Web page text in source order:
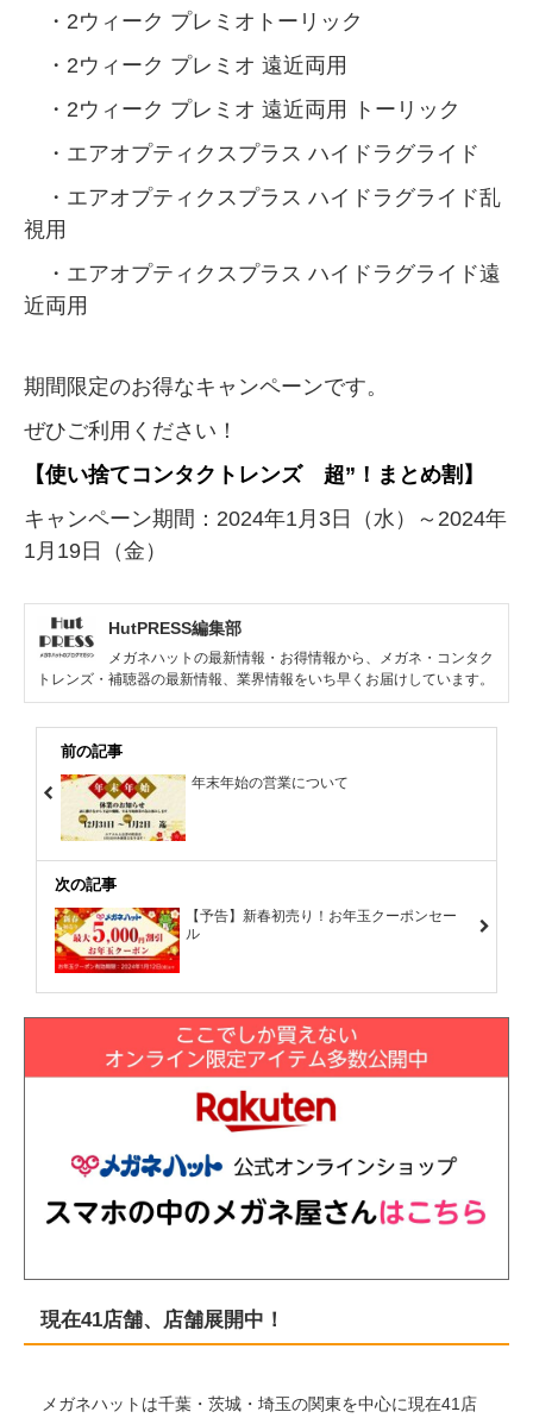
・2ウィーク プレミオトーリック
・2ウィーク プレミオ 遠近両用
・2ウィーク プレミオ 遠近両用 トーリック
・エアオプティクスプラス ハイドラグライド
・エアオプティクスプラス ハイドラグライド乱
視用
・エアオプティクスプラス ハイドラグライド遠
近両用
期間限定のお得なキャンペーンです。
ぜひご利用ください！
【使い捨てコンタクトレンズ 超”！まとめ割】
キャンペーン期間：2024年1月3日（水）～2024年
1月19日（金）
HutPRESS編集部
メガネハットの最新情報・お得情報から、メガネ・コンタク
トレンズ・補聴器の最新情報、業界情報をいち早くお届けしています。
前の記事
年末年始の営業について
次の記事
【予告】新春初売り！お年玉クーポンセー
ル
現在41店舗、店舗展開中！
メガネハットは千葉・茨城・埼玉の関東を中心に現在41店